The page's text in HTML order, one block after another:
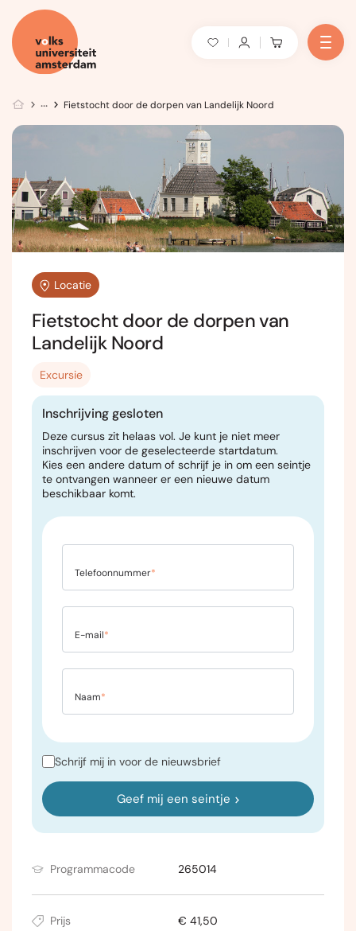
Fietstocht door de dorpen van Landelijk Noord
Locatie
Fietstocht door de dorpen van
Landelijk Noord
Excursie
Inschrijving gesloten
Deze cursus zit helaas vol. Je kunt je niet meer
inschrijven voor de geselecteerde startdatum.
Kies een andere datum of schrijf je in om een seintje
te ontvangen wanneer er een nieuwe datum
beschikbaar komt.
Naam*
E-mail*
Telefoonnummer*
Schrijf mij in voor de nieuwsbrief
Geef mij een seintje
Programmacode 265014
Prijs € 41,50